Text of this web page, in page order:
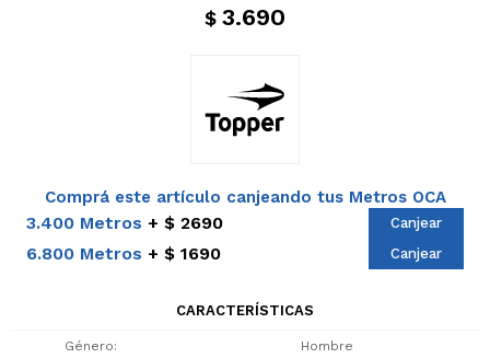
$ 3.690
Comprá este artículo canjeando tus Metros OCA
3.400 Metros $ 2690 Canjear
6.800 Metros $ 1690 Canjear
CARACTERÍSTICAS
Género Hombre